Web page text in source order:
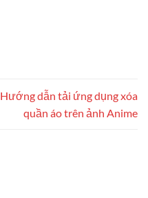
Hướng dẫn tải ứng dụng xóa
quần áo trên ảnh Anime